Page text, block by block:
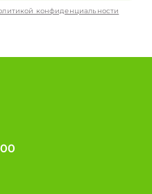
конфиденциальности